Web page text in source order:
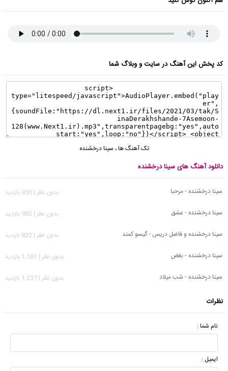
کد پخش این آهنگ در سایت و وبلاگ شما
تک آهنگ ها، سینا درخشنده
دانلود آهنگ های سینا درخشنده
سینا درخشنده - مرحبا
بدون نظر | 950 بازدید
سینا درخشنده - عشق
بدون نظر | 983 بازدید
سینا درخشنده و فاضل دریس - گیسو کمند
بدون نظر | 822 بازدید
سینا درخشنده - بغض
بدون نظر | 1,181 بازدید
سینا درخشنده - شب میلاد
بدون نظر | 1,237 بازدید
نظرات
نام شما :
ایمیل :